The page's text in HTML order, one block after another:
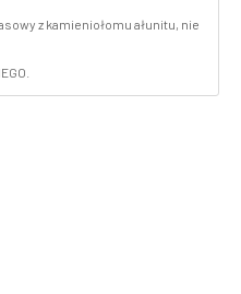
z kamieniołomu ałunitu, nie